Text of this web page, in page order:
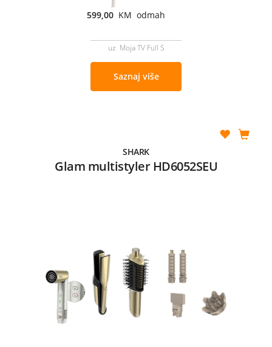
599,00 KM odmah
uz Moja TV Full S
Saznaj više
SHARK
Glam multistyler HD6052SEU